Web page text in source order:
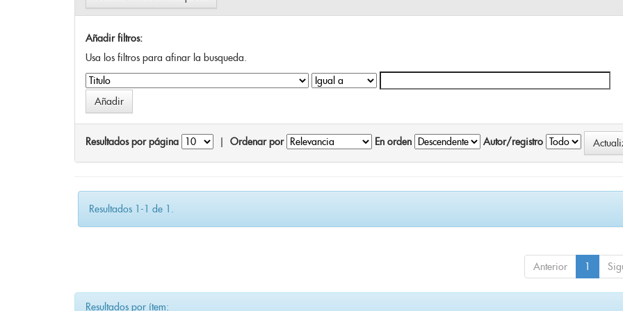
Añadir filtros:
Usa los filtros para afinar la busqueda.
Resultados por página Ordenar por En orden Autor/registro
Resultados 1-1 de 1.
Anterior 1
Resultados por ítem: